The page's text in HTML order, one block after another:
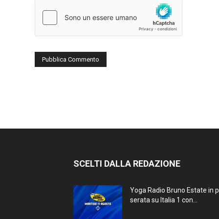
SCELTI DALLA REDAZIONE
Yoga Radio Bruno Estate in
serata su Italia 1 con...